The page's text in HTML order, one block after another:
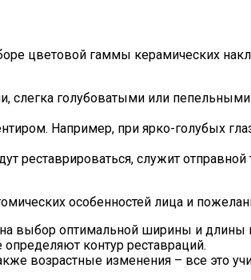
цветовой гаммы керамических
слегка голубоватыми или
Например, при ярко-голубых
реставрироваться, служит
особенностей лица и
выбор оптимальной ширины и длины
контур реставраций.
возрастные изменения – все это